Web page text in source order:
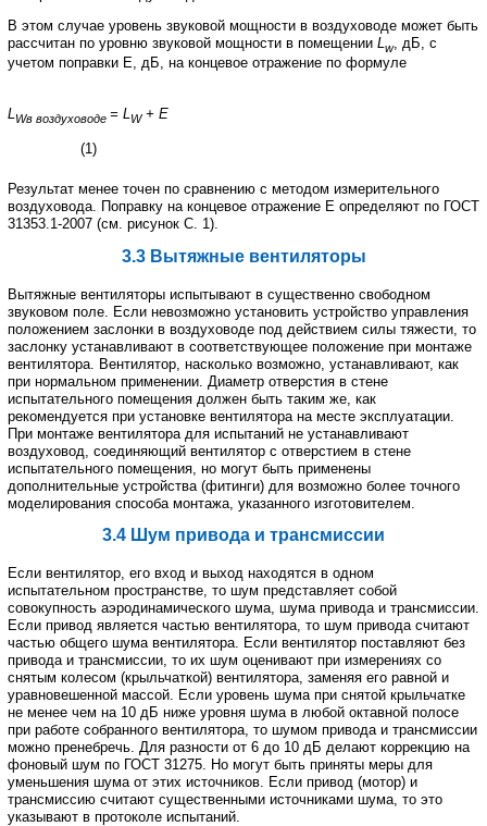
В этом случае уровень звуковой мощности в воздуховоде может быть
рассчитан по уровню звуковой мощности в помещении L w, дБ с
учетом поправки Е, дБ, на концевое отражение по формуле
LWв воздуховоде = LW+ E
(1)
Результат менее точен по сравнению с методом измерительного
воздуховода. Поправку на концевое отражение Е определяют по ГОСТ
31353.1-2007 (см. рисунок С. 1).
3.3 Вытяжные вентиляторы
Вытяжные вентиляторы испытывают в существенно свободном
звуковом поле Если невозможно установить устройство управления
положением заслонки в воздуховоде под действием силы тяжести то
заслонку устанавливают в соответствующее положение при монтаже
вентилятора Вентилятор насколько возможно устанавливают, как
при нормальном применении Диаметр отверстия в стене
испытательного помещения должен быть таким же как
рекомендуется при установке вентилятора на месте эксплуатации
При монтаже вентилятора для испытаний не устанавливают
воздуховод соединяющий вентилятор с отверстием в стене
испытательного помещения но могут быть применены
дополнительные устройства (фитинги) для возможно более точного
моделирования способа монтажа указанного изготовителем
3.4 Шум привода и трансмиссии
Если вентилятор его вход и выход находятся в одном
испытательном пространстве то шум представляет собой
совокупность аэродинамического шума шума привода и трансмиссии
Если привод является частью вентилятора то шум привода считают
частью общего шума вентилятора Если вентилятор поставляют без
привода и трансмиссии то их шум оценивают при измерениях со
снятым колесом (крыльчаткой) вентилятора заменяя его равной и
уравновешенной массой Если уровень шума при снятой крыльчатке
не менее чем на 10 дБ ниже уровня шума в любой октавной полосе
при работе собранного вентилятора то шумом привода и трансмиссии
можно пренебречь Для разности от 6 до 10 дБ делают коррекцию на
фоновый шум по ГОСТ 31275. Но могут быть приняты меры для
уменьшения шума от этих источников Если привод (мотор) и
трансмиссию считают существенными источниками шума то это
указывают в протоколе испытаний